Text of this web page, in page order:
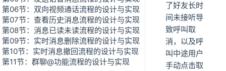
第06节：双向视频通话流程的设计与实现
第07节：查看历史消息流程的设计与实现
第08节：消息已读未读流程的设计与实现
第09节：实时消息删除流程的设计与实现
第10节：实时消息撤回流程的设计与实现
第11节：群聊@功能流程的设计与实现
了好友长时
间未接听导
致呼叫取
消，以及呼
叫中途用户
手动点击取